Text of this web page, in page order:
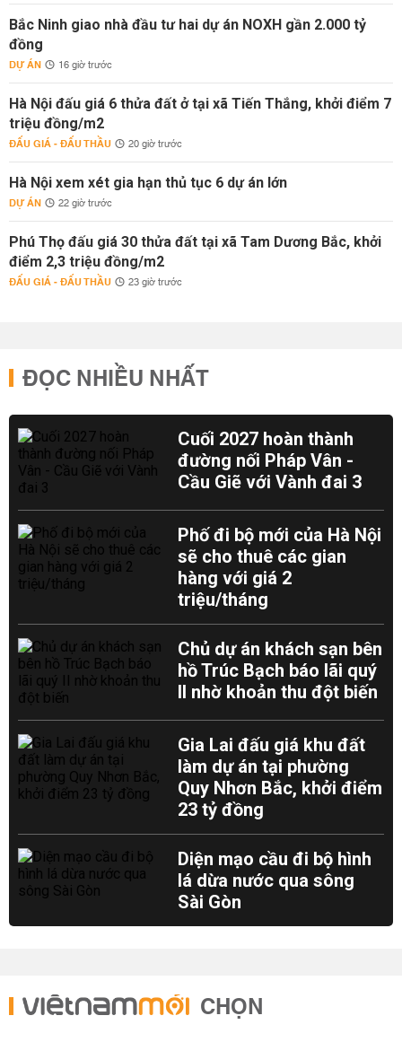
Bắc Ninh giao nhà đầu tư hai dự án NOXH gần 2.000 tỷ
đồng
DỰ ÁN 16 giờ trước
Hà Nội đấu giá 6 thửa đất ở tại xã Tiến Thắng, khởi điểm 7
triệu đồng/m2
ĐẤU GIÁ - ĐẤU THẦU 20 giờ trước
Hà Nội xem xét gia hạn thủ tục 6 dự án lớn
DỰ ÁN 22 giờ trước
Phú Thọ đấu giá 30 thửa đất tại xã Tam Dương Bắc, khởi
điểm 2,3 triệu đồng/m2
ĐẤU GIÁ - ĐẤU THẦU 23 giờ trước
ĐỌC NHIỀU NHẤT
Cuối 2027 hoàn thành
đường nối Pháp Vân -
Cầu Giẽ với Vành đai 3
Phố đi bộ mới của Hà Nội
sẽ cho thuê các gian
hàng với giá 2
triệu/tháng
Chủ dự án khách sạn bên
hồ Trúc Bạch báo lãi quý
II nhờ khoản thu đột biến
Gia Lai đấu giá khu đất
làm dự án tại phường
Quy Nhơn Bắc, khởi điểm
23 tỷ đồng
Diện mạo cầu đi bộ hình
lá dừa nước qua sông
Sài Gòn
CHỌN